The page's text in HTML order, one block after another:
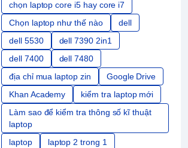
chọn laptop core i5 hay core i7
Chọn laptop như thế nào
dell
dell 5530
dell 7390 2in1
dell 7400
dell 7480
địa chỉ mua laptop zin
Google Drive
Khan Academy
kiểm tra laptop mới
Làm sao để kiểm tra thông số kĩ thuật
laptop
laptop
laptop 2 trong 1